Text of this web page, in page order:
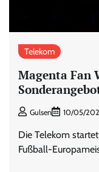
Telekom
Magenta Fan
Gulsen 10/05/
Die Telekom
Fußball-